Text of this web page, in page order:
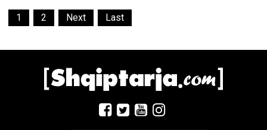
1 2 Next Last